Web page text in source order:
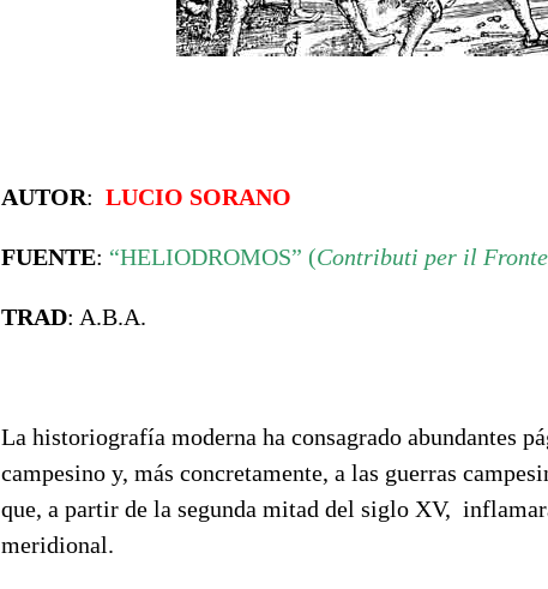
AUTOR: LUCIO SORANO
FUENTE: “HELIODROMOS” (Contributi per il
TRAD: A.B.A.
La historiografía moderna ha consagrado abundantes
campesino y, más concretamente, a las guerras
que, a partir de la segunda mitad del siglo XV,
meridional.